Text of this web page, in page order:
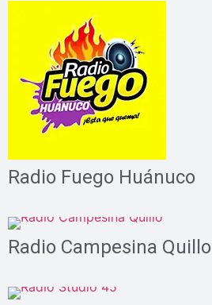
Radio Fuego Huánuco
Radio Campesina Quillo